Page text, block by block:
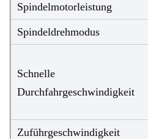
Spindelmotorleistung
Spindeldrehmodus
Schnelle
Durchfahrgeschwindigkeit
Zuführgeschwindigkeit